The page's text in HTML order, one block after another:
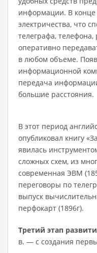
информации. В конце
электричест­ва, что
телеграфа,
оперативно
в лю­бом объеме.
информационной
передача
боль­шие расстояния.
В этот период
опубликовал книгу
явилась
сложных схем, из
совре­менная ЭВМ
переговоры по
выпуск
перфокарт (1896г).
Третий этап
в. — с соз­дания